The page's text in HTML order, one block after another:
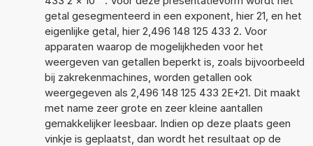
getal gesegmenteerd in een exponent, hier 21, en het
eigenlijke getal, hier 2,496 148 125 433 2. Voor
apparaten waarop de mogelijkheden voor het
weergeven van getallen beperkt is, zoals bijvoorbeeld
bij zakrekenmachines, worden getallen ook
weergegeven als 2,496 148 125 433 2E+21. Dit maakt
met name zeer grote en zeer kleine aantallen
gemakkelijker leesbaar. Indien op deze plaats geen
vinkje is geplaatst, dan wordt het resultaat op de